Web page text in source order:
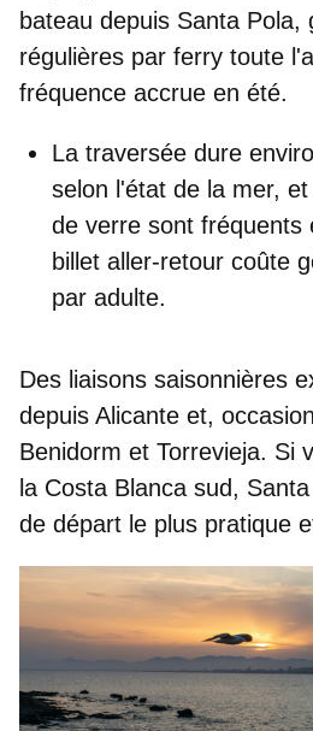
bateau depuis Santa Pola,
régulières par ferry toute
fréquence accrue en été.
La traversée dure
selon l'état de la mer,
de verre sont fréquents
billet aller-retour coûte
par adulte.
Des liaisons saisonnières
depuis Alicante et,
Benidorm et Torrevieja. Si
la Costa Blanca sud,
de départ le plus pratique